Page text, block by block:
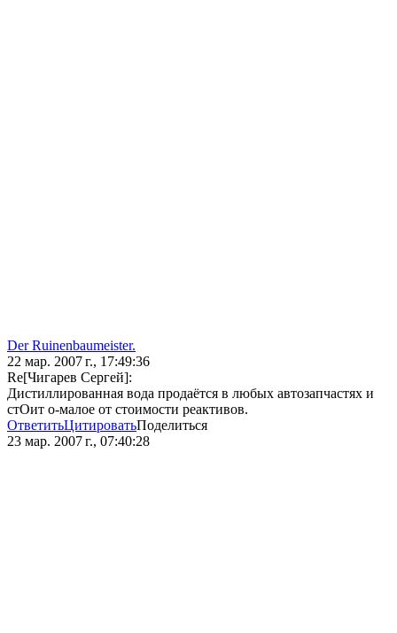
Der Ruinenbaumeister.
22 мар. 2007 г., 17:49:36
Re[Чигарев Сергей]:
Дистиллированная вода продаётся в любых автозапчастях и
стОит о-малое от стоимости реактивов.
ОтветитьЦитироватьПоделиться
23 мар. 2007 г., 07:40:28